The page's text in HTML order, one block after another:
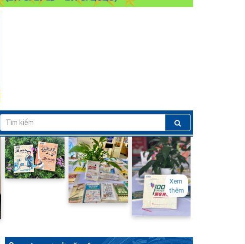
Thư viện tỉnh Lâm Đồng trưng bày tài
Giới thiệu sách “Tuổi trẻ bất khuất –
nhà lao thiếu nhi Đà Lạt ngày ấy”
13/07/2026
Giới thiệu cuốn sách “Cây cam ngọt
của tôi” - Khi tuổi thơ cũng biết đau
Xem
thêm